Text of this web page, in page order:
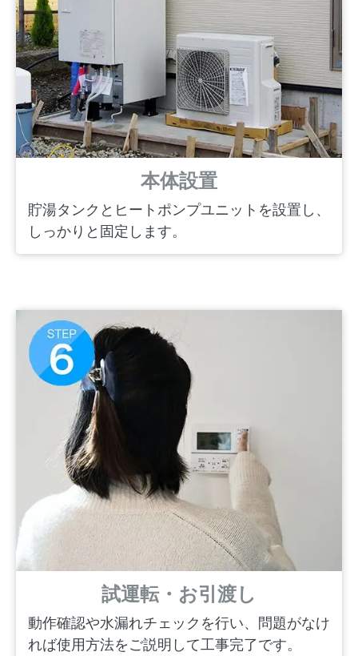
本体設置
貯湯タンクとヒートポンプユニットを設置し、
しっかりと固定します。
試運転・お引渡し
動作確認や水漏れチェックを行い、問題がなけ
れば使用方法をご説明して工事完了です。